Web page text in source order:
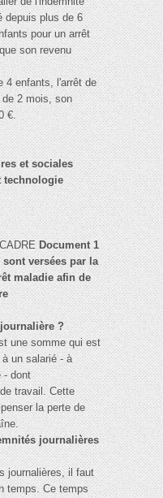
depuis plus de 6
pour un arrêt
son revenu
4 enfants, l'arrêt de
2 mois, son
€.
et sociales
technologie
Document 1
versées par la
maladie afin de
?
une somme qui est
un salarié - à
- dont
travail. Cette
la perte de
journalières
journalières, il faut
temps. Ce temps